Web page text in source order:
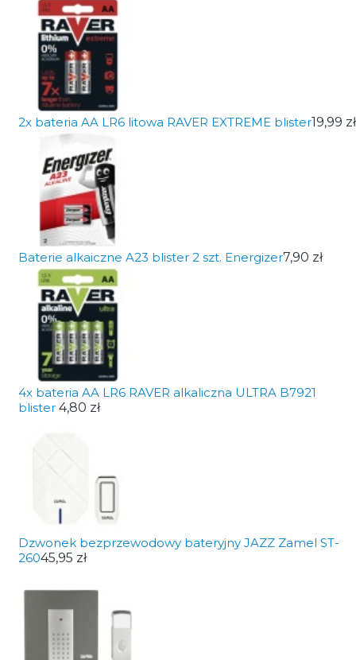
2x bateria AA LR6 litowa RAVER EXTREME blister19,99 zł
Baterie alkaiczne A23 blister 2 szt. Energizer7,90 zł
4x bateria AA LR6 RAVER alkaliczna ULTRA B7921
blister 4,80 zł
Dzwonek bezprzewodowy bateryjny JAZZ Zamel ST-
26045,95 zł